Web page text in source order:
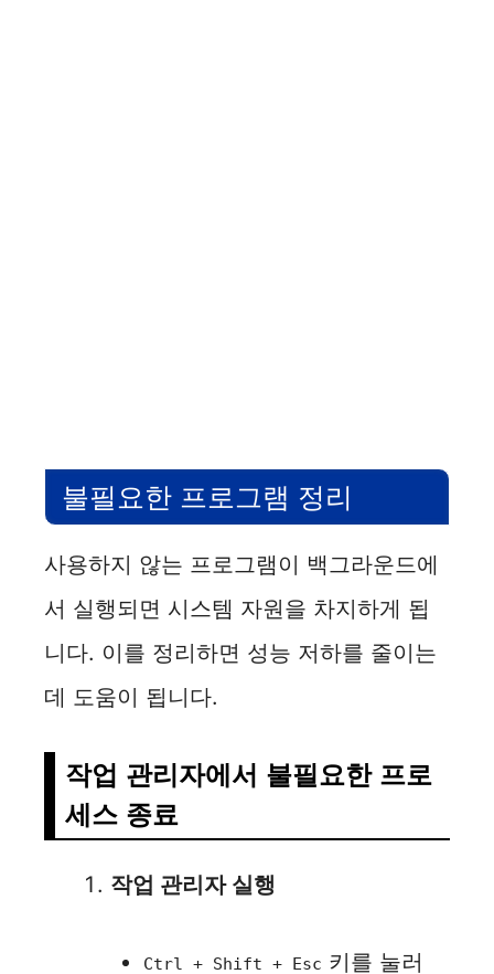
불필요한 프로그램 정리
사용하지 않는 프로그램이 백그라운드에
서 실행되면 시스템 자원을 차지하게 됩
니다. 이를 정리하면 성능 저하를 줄이는
데 도움이 됩니다.
작업 관리자에서 불필요한 프로
세스 종료
작업 관리자 실행
Ctrl + Shift + Esc 키를 눌러